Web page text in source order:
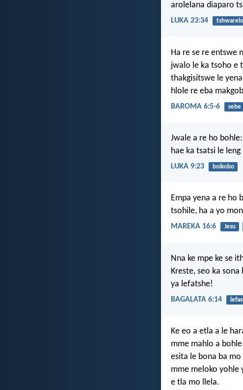
arolelana diaparo
LUKA 23:34 tshwarelo
Ha re se re entswe
jwalo le ka tsoho e
thakgisitswe le
hlole re eba
BAROMA 6:5-6 sebe
Jwale a re ho
hae ka tsatsi le
LUKA 9:23 boikobo
Empa yena a re ho
tsohile, ha a yo
MAREKA 16:6 Jesu
Nna ke mpe ke se
Kreste, seo ka
ya lefatshe!
BAGALATA 6:14
Ke eo a etla a le
mme mahlo a
esita le bona ba mo
mme meloko yohle
e tla mo llela.